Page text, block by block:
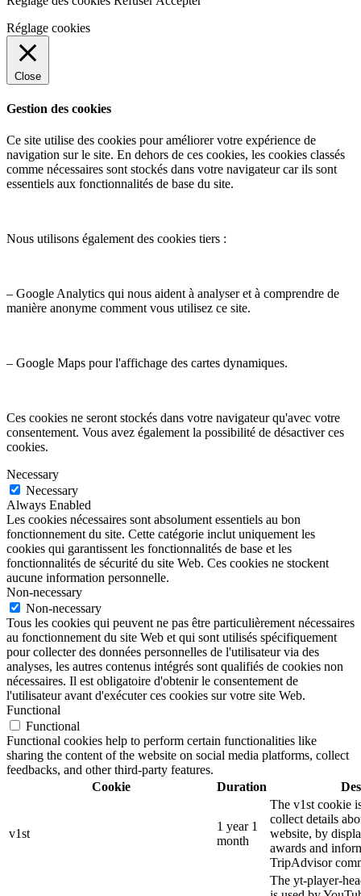
Réglage cookies
Close
Gestion des cookies
Ce site utilise des cookies pour améliorer votre expérience de
navigation sur le site. En dehors de ces cookies, les cookies classés
comme nécessaires sont stockés dans votre navigateur car ils sont
essentiels aux fonctionnalités de base du site.
Nous utilisons également des cookies tiers :
– Google Analytics qui nous aident à analyser et à comprendre de
manière anonyme comment vous utilisez ce site.
– Google Maps pour l'affichage des cartes dynamiques.
Ces cookies ne seront stockés dans votre navigateur qu'avec votre
consentement. Vous avez également la possibilité de désactiver ces
cookies.
Necessary
Necessary
Always Enabled
Les cookies nécessaires sont absolument essentiels au bon
fonctionnement du site. Cette catégorie inclut uniquement les
cookies qui garantissent les fonctionnalités de base et les
fonctionnalités de sécurité du site Web. Ces cookies ne stockent
aucune information personnelle.
Non-necessary
Non-necessary
Tous les cookies qui peuvent ne pas être particulièrement nécessaires
au fonctionnement du site Web et qui sont utilisés spécifiquement
pour collecter des données personnelles de l'utilisateur via des
analyses, les autres contenus intégrés sont qualifiés de cookies non
nécessaires. Il est obligatoire d'obtenir le consentement de
l'utilisateur avant d'exécuter ces cookies sur votre site Web.
Functional
Functional
Functional cookies help to perform certain functionalities like
sharing the content of the website on social media platforms, collect
feedbacks, and other third-party features.
Cookie
Duration
v1st
1 year 1
month
The v1st cookie
collect details
website, by
awards and
TripAdvisor
The yt-player-